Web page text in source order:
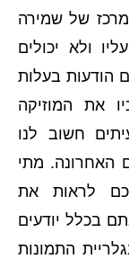
מרכז של שמירה
ולא יכולים
הודעות בעלות
את המוזיקה
חשוב לנו
האחרונה. מתי
לראות את
בכלל יודעים
התמונות